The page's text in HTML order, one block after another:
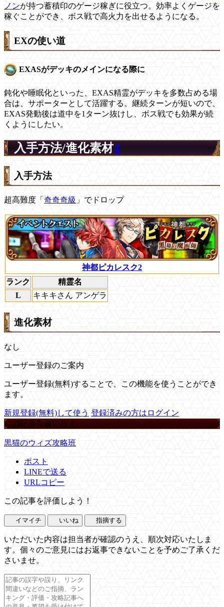
ノンが持つ蓄積印のゲージ稼ぎに役立つ。効率よくゲージを
稼ぐことができ、ボス戦で高火力を出せるようになる。
EXの使い道
EXASがデッキのメインになる際に
鈍化や睡眠化といった、EXAS精霊がデッキを多数占める場
合は、サポーターとして活躍する。継続ターンが短いので、
EXAS発動後は道中を1ターン抜けし、ボス戦でも効果が続
くようにしたい。
入手方法/進化素材4
入手方法
超高難度「 奇奇奇級 」でドロップ
神都ピカレスク2
ランク
精霊名
L
キキキさん アンゲラ
進化素材
なし
ユーザー登録のご案内
ユーザー登録(無料)することで、この機能を使うことができ
ます。
新規登録(無料)して使う 登録済みの方はログイン
この記事を書いた人
黒猫のウィズ攻略班
ポスト
LINEで送る
URLコピー
この記事を評価しよう！
イマイチ いいね 指摘する
いただいた内容は担当者が確認のうえ、順次対応いたしま
す。個々のご意見にはお返事できないことを予めご了承くだ
さいませ。